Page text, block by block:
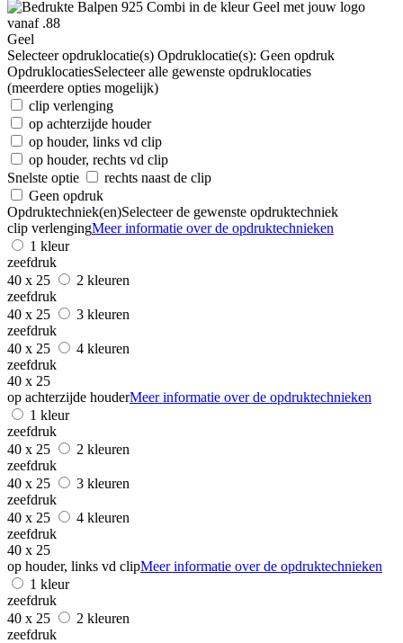
Geel
Selecteer opdruklocatie(s) Opdruklocatie(s): Geen opdruk
OpdruklocatiesSelecteer alle gewenste opdruklocaties
(meerdere opties mogelijk)
clip verlenging
op achterzijde houder
op houder, links vd clip
op houder, rechts vd clip
Snelste optie
rechts naast de clip
Geen opdruk
Opdruktechniek(en)Selecteer de gewenste opdruktechniek
clip verlengingMeer informatie over de opdruktechnieken
1 kleur
zeefdruk
40 x 25
2 kleuren
zeefdruk
40 x 25
3 kleuren
zeefdruk
40 x 25
4 kleuren
zeefdruk
40 x 25
op achterzijde houderMeer informatie over de opdruktechnieken
1 kleur
zeefdruk
40 x 25
2 kleuren
zeefdruk
40 x 25
3 kleuren
zeefdruk
40 x 25
4 kleuren
zeefdruk
40 x 25
op houder, links vd clipMeer informatie over de opdruktechnieken
1 kleur
zeefdruk
40 x 25
2 kleuren
zeefdruk